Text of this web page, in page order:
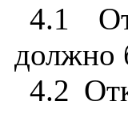
4.1
должно
4.2